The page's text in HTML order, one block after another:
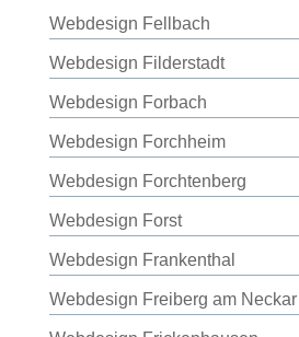
Webdesign Fellbach
Webdesign Filderstadt
Webdesign Forbach
Webdesign Forchheim
Webdesign Forchtenberg
Webdesign Forst
Webdesign Frankenthal
Webdesign Freiberg am Neckar